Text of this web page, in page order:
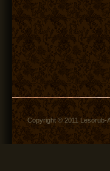
Copyright © 2011 Lesorub-